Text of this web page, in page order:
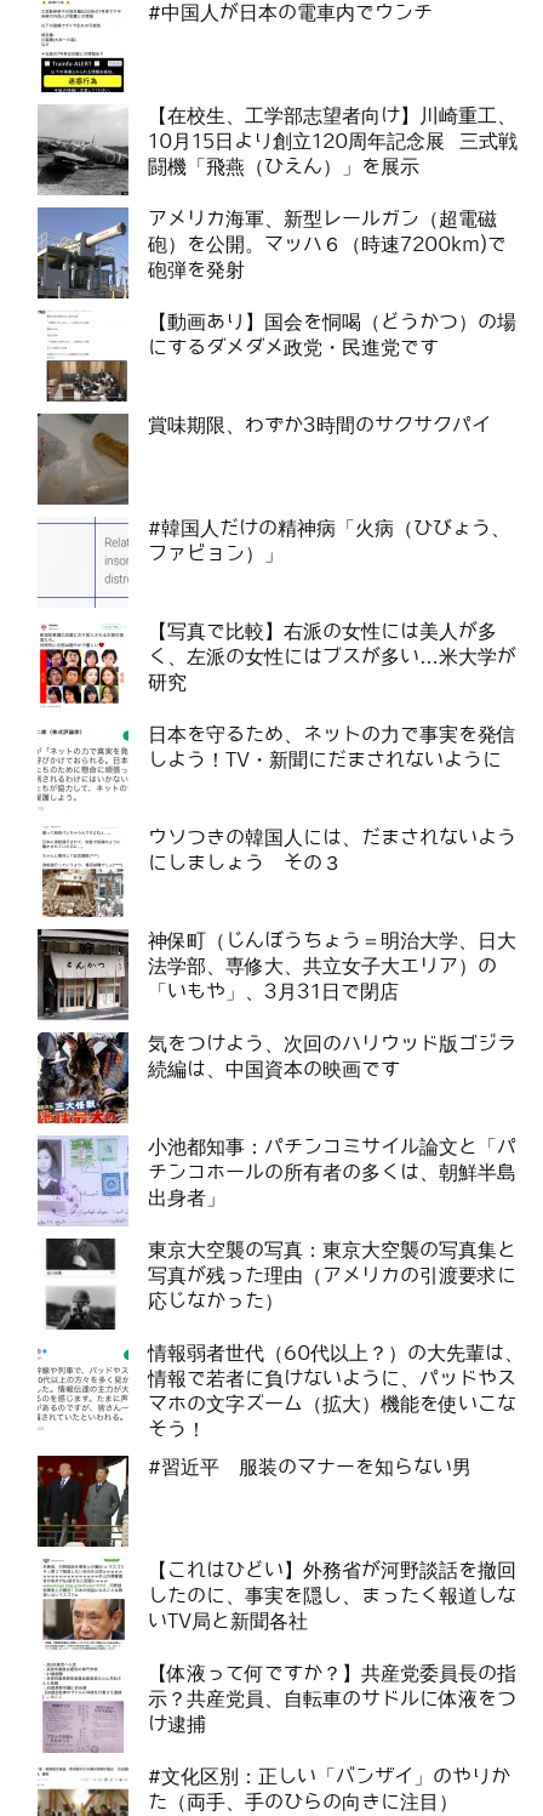
#中国人が日本の電車内でウンチ
【在校生、工学部志望者向け】川崎重工、
10月15日より創立120周年記念展 三式戦
闘機「飛燕（ひえん）」を展示
アメリカ海軍、新型レールガン（超電磁
砲）を公開。マッハ６（時速7200km)で
砲弾を発射
【動画あり】国会を恫喝（どうかつ）の場
にするダメダメ政党・民進党です
賞味期限、わずか3時間のサクサクパイ
#韓国人だけの精神病「火病（ひびょう、
ファビョン）」
【写真で比較】右派の女性には美人が多
く、左派の女性にはブスが多い…米大学が
研究
日本を守るため、ネットの力で事実を発信
しよう！TV・新聞にだまされないように
ウソつきの韓国人には、だまされないよう
にしましょう その３
神保町（じんぼうちょう＝明治大学、日大
法学部、専修大、共立女子大エリア）の
「いもや」、3月31日で閉店
気をつけよう、次回のハリウッド版ゴジラ
続編は、中国資本の映画です
小池都知事：パチンコミサイル論文と「パ
チンコホールの所有者の多くは、朝鮮半島
出身者」
東京大空襲の写真：東京大空襲の写真集と
写真が残った理由（アメリカの引渡要求に
応じなかった）
情報弱者世代（60代以上？）の大先輩は、
情報で若者に負けないように、パッドやス
マホの文字ズーム（拡大）機能を使いこな
そう！
#習近平 服装のマナーを知らない男
【これはひどい】外務省が河野談話を撤回
したのに、事実を隠し、まったく報道しな
いTV局と新聞各社
【体液って何ですか？】共産党委員長の指
示？共産党員、自転車のサドルに体液をつ
け逮捕
#文化区別：正しい「バンザイ」のやりか
た（両手、手のひらの向きに注目）